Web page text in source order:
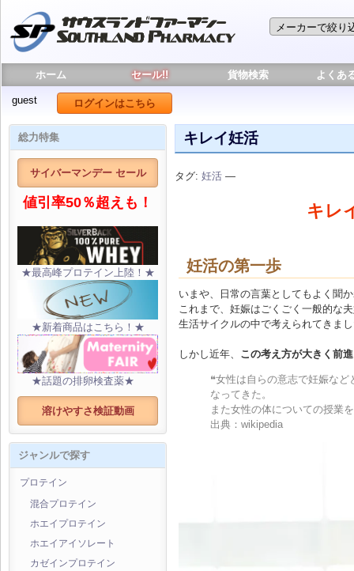
ホーム セール!! 貨物検索 よくあ
guest ログインはこちら
総力特集
サイバーマンデー セール
値引率50％超えも！
★最高峰プロテイン上陸！★
★新着商品はこちら！★
★話題の排卵検査薬★
溶けやすさ検証動画
ジャンルで探す
プロテイン
混合プロテイン
ホエイプロテイン
ホエイアイソレート
カゼインプロテイン
キレイ妊活
タグ: 妊活 —
キレ
妊活の第一歩
いまや、日常の言葉としてもよく聞
これまで、妊娠はごくごく一般的な
生活サイクルの中で考えられてきま
しかし近年、 この考え方が大きく前
❝女性は自らの意志で妊娠な
なってきた。
また女性の体についての授業
出典：wikipedia